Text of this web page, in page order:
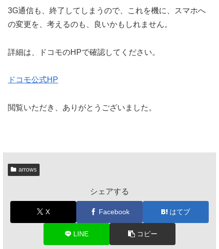
3G通信も、終了してしまうので、これを機に、スマホへ
の変更を、考えるのも、良いかもしれません。
詳細は、ドコモのHPで確認してください。
ドコモ公式HP
閲覧いただき、ありがとうございました。
arrows
シェアする
X Facebook はてブ
LINE コピー